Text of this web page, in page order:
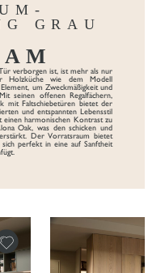
GRAU
verborgen ist, ist mehr als nur
Holzküche wie dem Modell
um Zweckmäßigkeit und
seinen offenen Regalfächern,
mit Faltschiebetüren bietet der
und entspannten Lebensstil
einen harmonischen Kontrast zu
Oak, was den schicken und
Der Vorratsraum bietet
sich perfekt in eine auf Sanftheit